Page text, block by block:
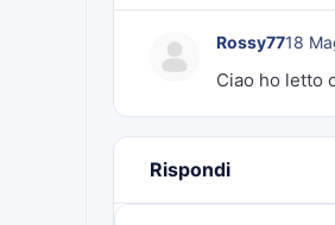
Rossy7718
Ciao ho letto
Rispondi